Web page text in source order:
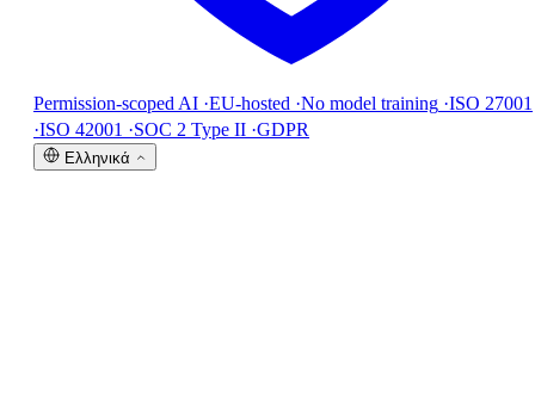
Permission-scoped AI ·EU-hosted ·No model training ·ISO 27001
·ISO 42001 ·SOC 2 Type II ·GDPR
Ελληνικά